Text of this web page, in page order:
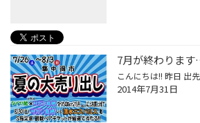
7月が終わりま
2014年7月31日